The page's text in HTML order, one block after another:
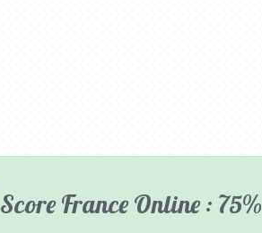
Score France Online : 75%